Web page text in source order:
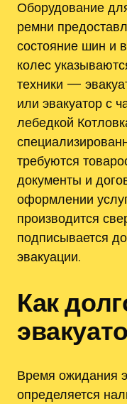
Оборудование
ремни
состояние шин и
колес
техники —
или эвакуатор с
лебедкой
требуются
документы и
оформлении
производится
подписывается
эвакуации.
Как
Время ожидания
определяется